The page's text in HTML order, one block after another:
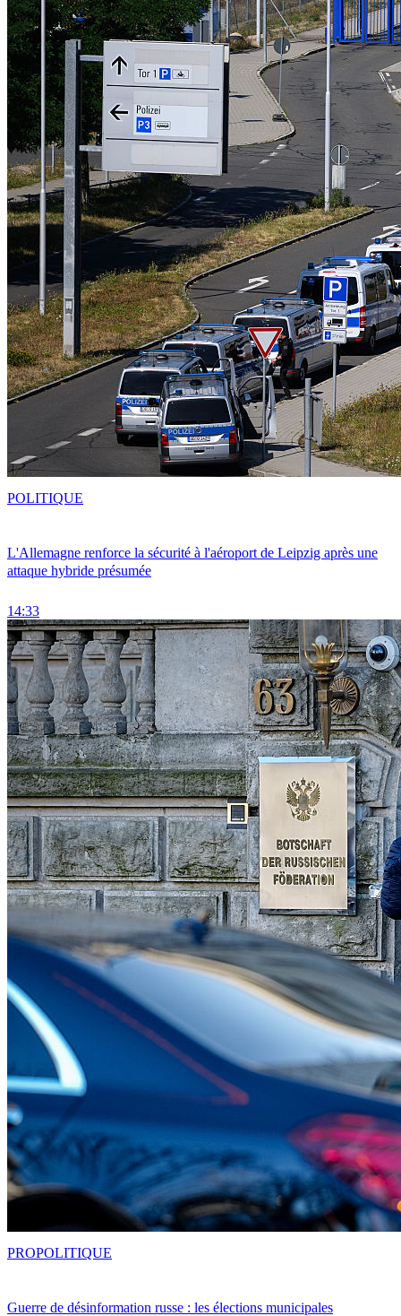
L'Allemagne renforce la sécurité à l'aéroport de Leipzig après une
attaque hybride présumée
14:33
POLITIQUE
Guerre de désinformation russe : les élections municipales
PROPOLITIQUE